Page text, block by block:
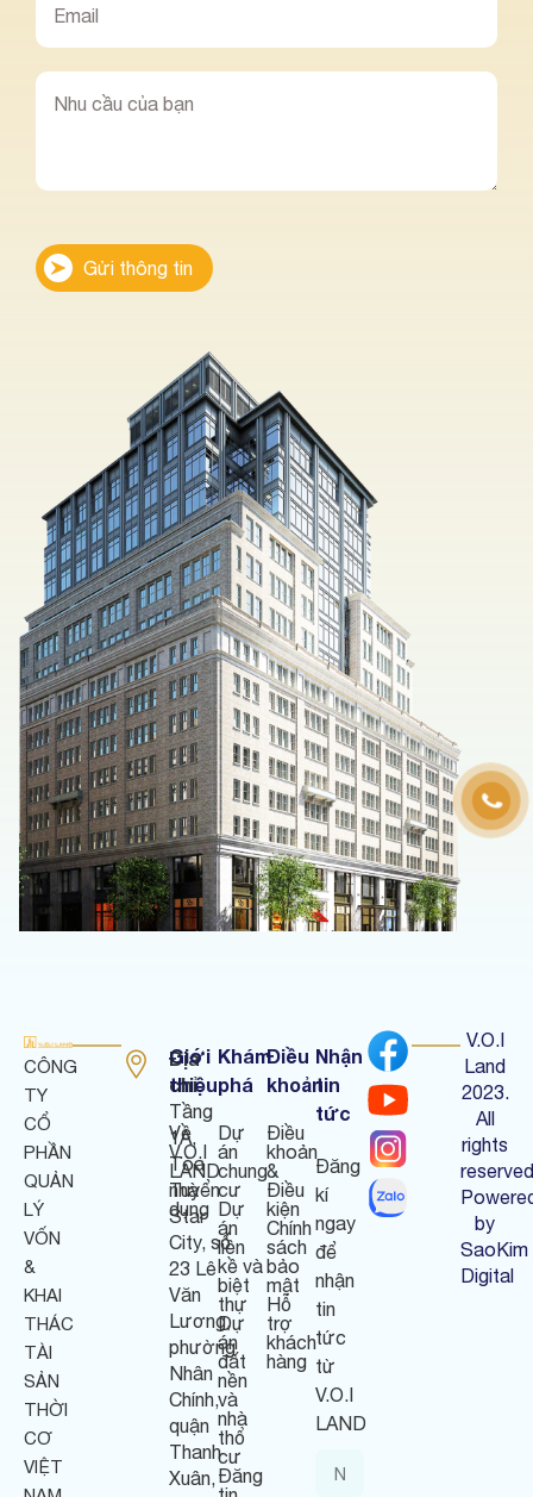
Gửi thông tin
CÔNG
TY
CỔ
PHẦN
QUẢN
LÝ
VỐN
&
KHAI
THÁC
TÀI
SẢN
THỜI
CƠ
VIỆT
Địa
chỉ:
Tầng
1A,
Tòa
nhà
Star
City, số
23 Lê
Văn
Lương,
phường
Nhân
Chính,
quận
Thanh
Xuân,
Giới
thiệu
Về
V.O.I
LAND
Tuyển
dụng
Khám
phá
Dự
án
chung
cư
Dự
án
liền
kề và
biệt
thự
Dự
án
đất
nền
và
nhà
thổ
cư
Đăng
Điều
khoản
Điều
khoản
&
Điều
kiện
Chính
sách
bảo
mật
Hỗ
trợ
khách
hàng
Nhận
tin
tức
Đăng
kí
ngay
để
nhận
tin
tức
từ
V.O.I
LAND
V.O.I
Land
2023.
All
rights
by
SaoKim
Digital